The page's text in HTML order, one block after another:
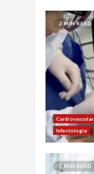
2 MIN READ
Cardiovascular
Infectologia
3 MIN READ